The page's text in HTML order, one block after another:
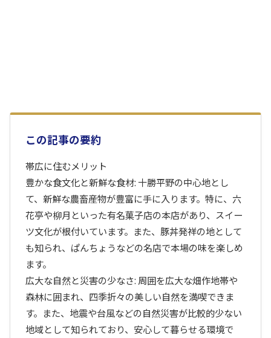
この記事の要約
帯広に住むメリット
豊かな食文化と新鮮な食材: 十勝平野の中心地とし
て、新鮮な農畜産物が豊富に手に入ります。特に、六
花亭や柳月といった有名菓子店の本店があり、スイー
ツ文化が根付いています。また、豚丼発祥の地として
も知られ、ぱんちょうなどの名店で本場の味を楽しめ
ます。
広大な自然と災害の少なさ: 周囲を広大な畑作地帯や
森林に囲まれ、四季折々の美しい自然を満喫できま
す。また、地震や台風などの自然災害が比較的少ない
地域として知られており、安心して暮らせる環境で